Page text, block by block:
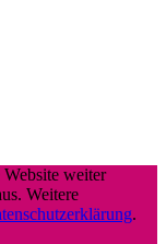
weiter
Weitere
.